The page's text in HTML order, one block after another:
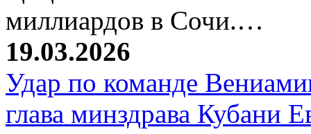
миллиардов в Сочи.…
19.03.2026
Удар по команде
глава минздрава Кубани